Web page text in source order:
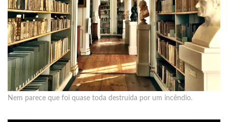
Nem parece que foi quase toda destruída por um incêndio.